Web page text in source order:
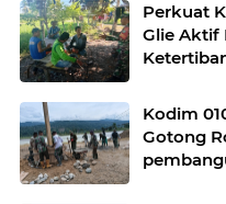
Perkuat
Glie Aktif
Kodim
Gotong